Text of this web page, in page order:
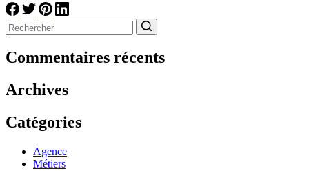
résultat
Commentaires récents
Archives
Catégories
Agence
Métiers